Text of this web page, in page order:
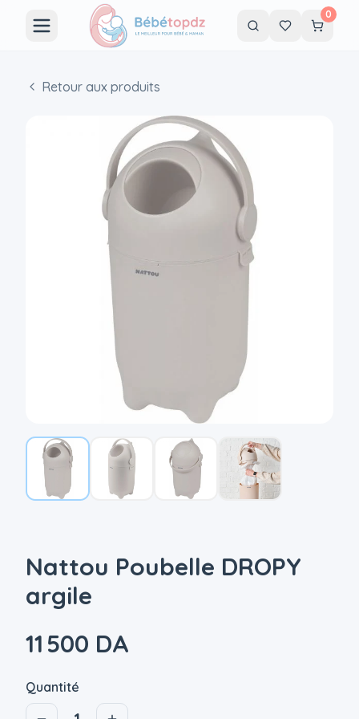
0
Retour aux produits
Nattou Poubelle DROPY
argile
11 500 DA
Quantité